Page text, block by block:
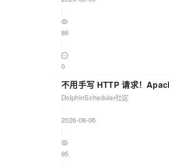
86
0
不用手写 HTTP 请求！
DolphinScheduler社区
2026-08-06
95